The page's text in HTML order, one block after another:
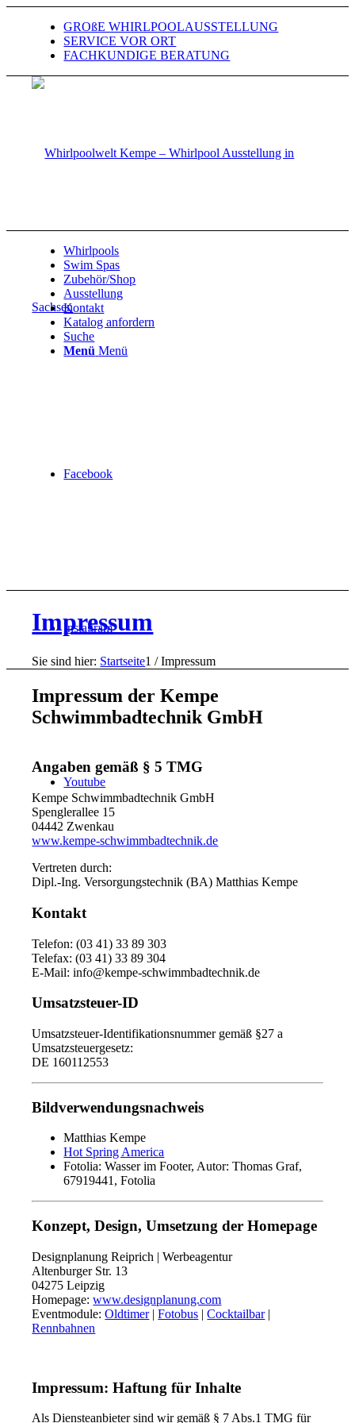
GROßE WHIRLPOOLAUSSTELLUNG
SERVICE VOR ORT
FACHKUNDIGE BERATUNG
Facebook
Instagram
Youtube
Whirlpools
Swim Spas
Zubehör/Shop
Ausstellung
Kontakt
Katalog anfordern
Suche
Menü Menü
Impressum
Sie sind hier: Startseite1 / Impressum
Impressum der Kempe
Schwimmbadtechnik GmbH
Angaben gemäß § 5 TMG
Kempe Schwimmbadtechnik GmbH
Spenglerallee 15
04442 Zwenkau
www.kempe-schwimmbadtechnik.de
Vertreten durch:
Dipl.-Ing. Versorgungstechnik (BA) Matthias Kempe
Kontakt
Telefon: (03 41) 33 89 303
Telefax: (03 41) 33 89 304
E-Mail: info@kempe-schwimmbadtechnik.de
Umsatzsteuer-ID
Umsatzsteuer-Identifikationsnummer gemäß §27 a
Umsatzsteuergesetz:
DE 160112553
Bildverwendungsnachweis
Matthias Kempe
Hot Spring America
Fotolia: Wasser im Footer, Autor: Thomas Graf,
67919441, Fotolia
Konzept, Design, Umsetzung der Homepage
Designplanung Reiprich | Werbeagentur
Altenburger Str. 13
04275 Leipzig
Homepage:www.designplanung.com
Eventmodule:Oldtimer|Fotobus |Cocktailbar|
Rennbahnen
Impressum: Haftung für Inhalte
Als Diensteanbieter sind wir gemäß § 7 Abs.1 TMG für